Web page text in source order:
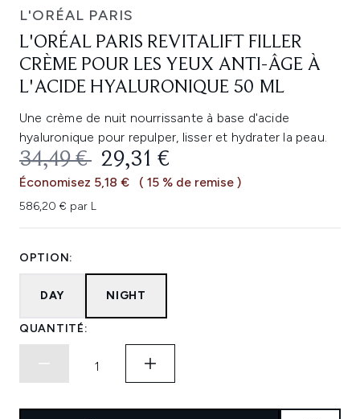
L'ORÉAL PARIS
L'ORÉAL PARIS REVITALIFT FILLER
CRÈME POUR LES YEUX ANTI-ÂGE À
L'ACIDE HYALURONIQUE 50 ML
Une crème de nuit nourrissante à base d'acide
hyaluronique pour repulper, lisser et hydrater la peau.
PRIX DE VENTE :
34,49 € PRIX ​​ACTUEL :
29,31 €
Économisez 5,18 € ( 15 % de remise )
586,20 € par L
OPTION:
DAY NIGHT
QUANTITÉ: